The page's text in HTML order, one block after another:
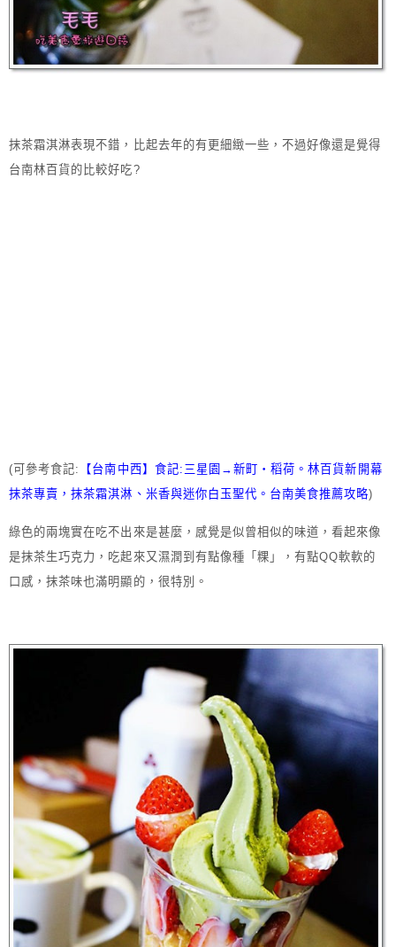
抹茶霜淇淋表現不錯，比起去年的有更細緻一些，不過好像還是覺得
台南林百貨的比較好吃?
(可參考食記:
【台南中西】食記:三星園→新町‧稻荷。林百貨新開幕
抹茶專賣，抹茶霜淇淋、米香與迷你白玉聖代。台南美食推薦攻略)
綠色的兩塊實在吃不出來是甚麼，感覺是似曾相似的味道，看起來像
是抹茶生巧克力，吃起來又濕潤到有點像種「粿」，有點QQ軟軟的
口感，抹茶味也滿明顯的，很特別。